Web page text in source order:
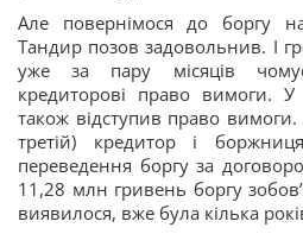
Але повернімося до боргу
Тандир позов задовольнив. І
уже за пару місяців
кредиторові право вимоги.
також відступив право
третій) кредитор і
переведення боргу за
11,28 млн гривень боргу
виявилося, вже була кілька